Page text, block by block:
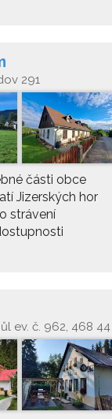
291
části obce
Jizerských hor
strávení
ev. č. 962, 468 44